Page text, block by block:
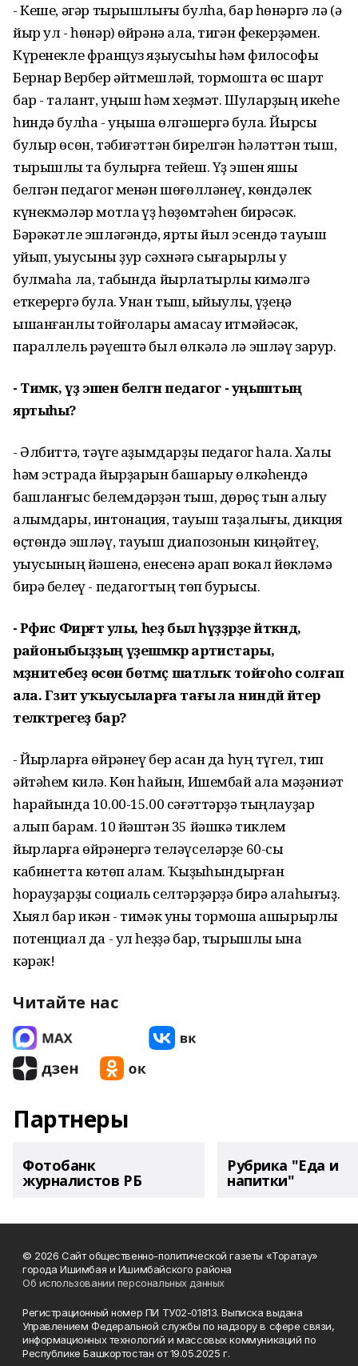
- Кеше, әгәр тырышлығы булһа, бар һөнәргә лә (ә
йыр ул - һөнәр) өйрәнә ала, тигән фекерҙәмен.
Күренекле француз яҙыусыһы һәм философы
Бернар Вербер әйтмешләй, тормошта өс шарт
бар - талант, уңыш һәм хеҙмәт. Шуларҙың икеһе
һиндә булһа - уңышҡа өлгәшергә була. Йырсы
булыр өсөн, тәбиғәттән бирелгән һәләттән тыш,
тырышлыҡ та булырға тейеш. Үҙ эшен яҡшы
белгән педагог менән шөғөлләнеү, көндәлек
күнекмәләр мотлаҡ үҙ һөҙөмтәһен бирәсәк.
Бәрәкәтле эшләгәндә, ярты йыл эсендә тауыш
ҡуйып, уҡыусыны ҙур сәхнәгә сығарырлыҡ уҡ
булмаһа ла, табында йырлатырлыҡ кимәлгә
еткерергә була. Унан тыш, ҡыйыулыҡ, үҙеңә
ышанғанлыҡ тойғолары ҡамасау итмәйәсәк,
параллель рәүештә был өлкәлә лә эшләү зарур.
- Тимәк, үҙ эшен белгән педагог - уңыштың
яртыһы?
- Әлбиттә, тәүге аҙымдарҙы педагог һала. Халыҡ
һәм эстрада йырҙарын башҡарыу өлкәһендә
башланғыс белемдәрҙән тыш, дөрөҫ тын алыу
алымдары, интонация, тауыш таҙалығы, дикция
өҫтөндә эшләү, тауыш диапозонын киңәйтеү,
уҡыусының йәшенә, енесенә ҡарап вокал йөкләмә
бирә белеү - педагогтың төп бурысы.
- Рәфис Фирғәт улы, һеҙ был һүҙҙәрҙе әйткәндә,
районыбыҙҙың үҙешмәкәр артистары,
мәҙәниәтебеҙ өсөн бөтмәҫ шатлыҡ тойғоһо солғап
ала. Гәзит уҡыусыларға тағы ла ниндәй әйтер
теләктәрегеҙ бар?
- Йырларға өйрәнеү бер ҡасан да һуң түгел, тип
әйтәһем килә. Көн һайын, Ишембай ҡала мәҙәниәт
һарайында 10.00-15.00 сәғәттәрҙә тыңлауҙар
алып барам. 10 йәштән 35 йәшкә тиклем
йырларға өйрәнергә теләүселәрҙе 60-сы
кабинетта көтөп ҡалам. Ҡыҙыҡһындырған
һорауҙарҙы социаль селтәрҙәрҙә бирә алаһығыҙ.
Хыял бар икән - тимәк уны тормошҡа ашырырлыҡ
потенциал да - ул һеҙҙә бар, тырышлыҡ ҡына
кәрәк!
Читайте нас
Партнеры
Фотобанк
журналистов РБ
Рубрика "Еда и
напитки"
© 2026 Сайт общественно-политической газеты «Торатау»
города Ишимбая и Ишимбайского района
Об использовании персональных данных
Регистрационный номер ПИ ТУ02-01813. Выписка выдана
Управлением Федеральной службы по надзору в сфере связи,
информационных технологий и массовых коммуникаций по
Республике Башкортостан от 19.05.2025 г.